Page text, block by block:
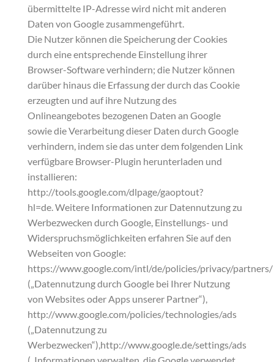
übermittelte IP-Adresse wird nicht mit anderen
Daten von Google zusammengeführt.
Die Nutzer können die Speicherung der Cookies
durch eine entsprechende Einstellung ihrer
Browser-Software verhindern; die Nutzer können
darüber hinaus die Erfassung der durch das Cookie
erzeugten und auf ihre Nutzung des
Onlineangebotes bezogenen Daten an Google
sowie die Verarbeitung dieser Daten durch Google
verhindern, indem sie das unter dem folgenden Link
verfügbare Browser-Plugin herunterladen und
installieren:
http://tools.google.com/dlpage/gaoptout?
hl=de. Weitere Informationen zur Datennutzung zu
Werbezwecken durch Google, Einstellungs- und
Widerspruchsmöglichkeiten erfahren Sie auf den
Webseiten von Google:
https://www.google.com/intl/de/policies/privacy/partners/
(„Datennutzung durch Google bei Ihrer Nutzung
von Websites oder Apps unserer Partner“),
http://www.google.com/policies/technologies/ads
(„Datennutzung zu
Werbezwecken“),http://www.google.de/settings/ads